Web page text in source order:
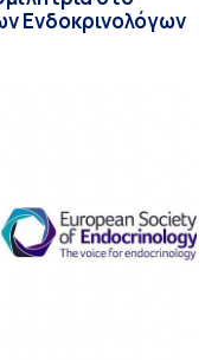
Ενδοκρινολόγων